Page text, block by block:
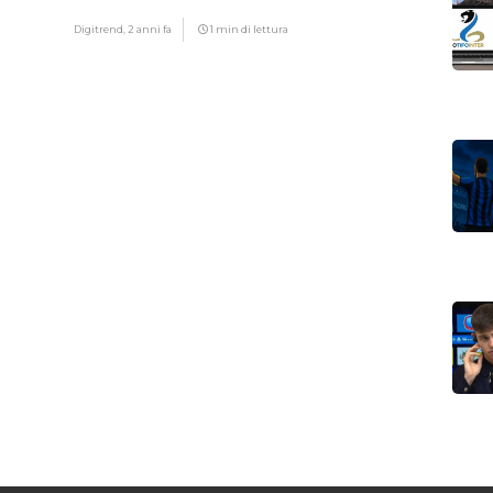
Digitrend,2 anni fa 1 min di lettura